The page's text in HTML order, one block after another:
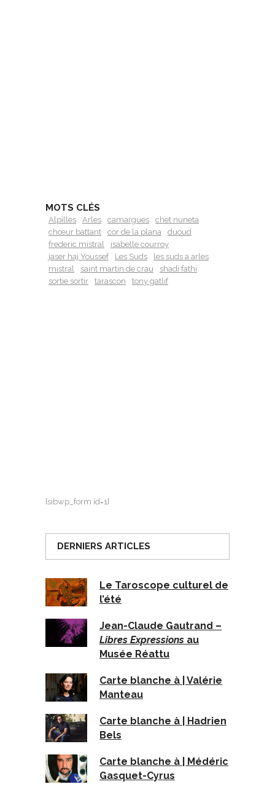
MOTS CLÉS
Alpilles Arles camargues
chet nuneta
chœur battant
còr de la plana
duoud
frederic mistral
isabelle courroy
jaser haj Youssef
Les Suds
les suds a arles
mistral
saint martin de crau
shadi fathi
sortie sortir
tarascon tony gatlif
[sibwp_form id=1]
DERNIERS ARTICLES
Le Taroscope culturel de
l’été
Jean-Claude Gautrand –
Libres Expressions au
Musée Réattu
Carte blanche à | Valérie
Manteau
Carte blanche à | Hadrien
Bels
Carte blanche à | Médéric
Gasquet-Cyrus